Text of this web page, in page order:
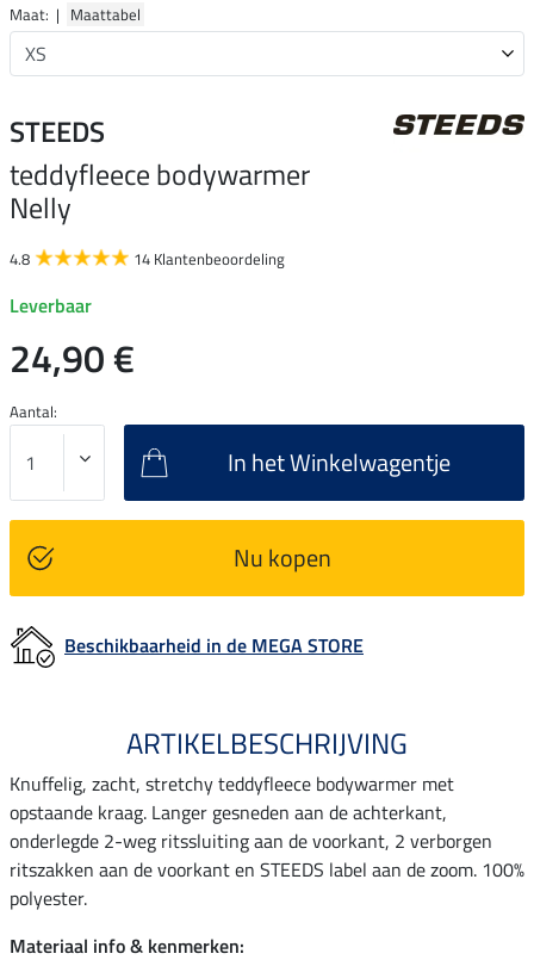
Maat: | Maattabel
STEEDS
teddyfleece bodywarmer
Nelly
4.8 14 Klantenbeoordeling
Leverbaar
24,90 €
Aantal:
In het Winkelwagentje
Nu kopen
Beschikbaarheid in de MEGA STORE
ARTIKELBESCHRIJVING
Knuffelig, zacht, stretchy teddyfleece bodywarmer met
opstaande kraag. Langer gesneden aan de achterkant,
onderlegde 2-weg ritssluiting aan de voorkant, 2 verborgen
ritszakken aan de voorkant en STEEDS label aan de zoom. 100%
polyester.
Materiaal info & kenmerken: